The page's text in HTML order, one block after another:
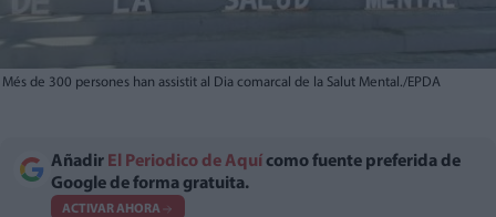
Més de 300 persones han assistit al Dia comarcal de la Salut Mental./EPDA
Añadir El Periodico de Aquí como fuente preferida de
Google de forma gratuita.
ACTIVAR AHORA